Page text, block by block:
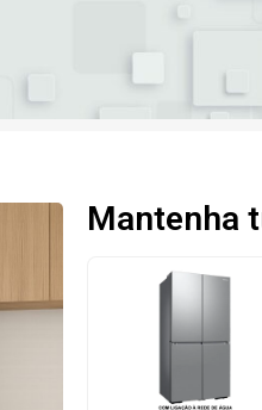
Mantenha